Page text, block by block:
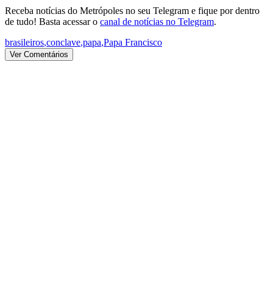
Receba notícias do Metrópoles no seu Telegram e fique por dentro
de tudo! Basta acessar o canal de notícias no Telegram.
brasileiros,conclave,papa,Papa Francisco
Ver Comentários